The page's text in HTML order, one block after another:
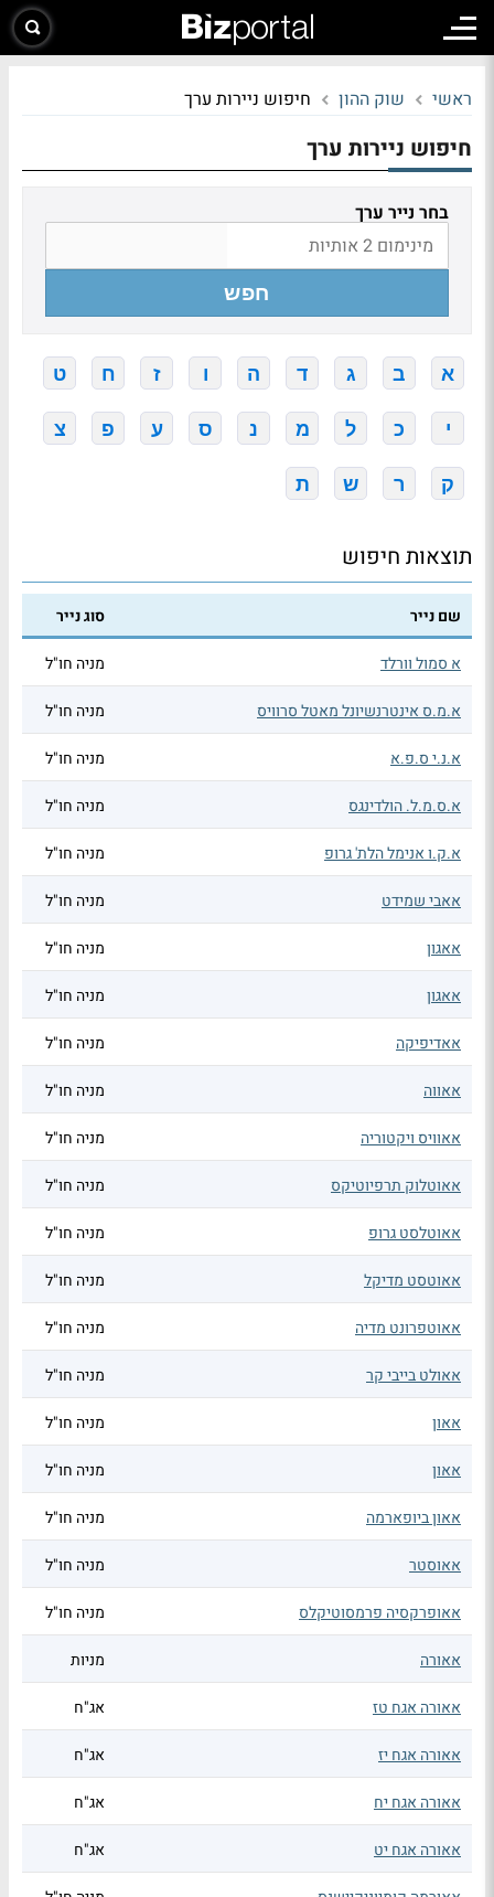
ראשי שוק ההון חיפוש ניירות ערך
חיפוש ניירות ערך
בחר נייר ערך
חפש
א ב ג ד ה ו ז ח ט
י כ ל מ נ ס ע פ צ
ק ר ש ת
תוצאות חיפוש
שם נייר סוג נייר
א סמול וורלד מניה חו"ל
א.מ.ס אינטרנשיונל מאטל סרוויס מניה חו"ל
א.נ.י ס.פ.א מניה חו"ל
א.ס.מ.ל. הולדינגס מניה חו"ל
א.ק.ו אנימל הלת' גרופ מניה חו"ל
אאבי שמידט מניה חו"ל
אאגון מניה חו"ל
אאגון מניה חו"ל
אאדיפיקה מניה חו"ל
אאווה מניה חו"ל
אאוויס ויקטוריה מניה חו"ל
אאוטלוק תרפיוטיקס מניה חו"ל
אאוטלסט גרופ מניה חו"ל
אאוטסט מדיקל מניה חו"ל
אאוטפרונט מדיה מניה חו"ל
אאולט בייבי קר מניה חו"ל
אאון מניה חו"ל
אאון מניה חו"ל
אאון ביופארמה מניה חו"ל
אאוסטר מניה חו"ל
אאופרקסיה פרמסוטיקלס מניה חו"ל
אאורה מניות
אאורה אגח טז אג"ח
אאורה אגח יז אג"ח
אאורה אגח יח אג"ח
אאורה אגח יט אג"ח